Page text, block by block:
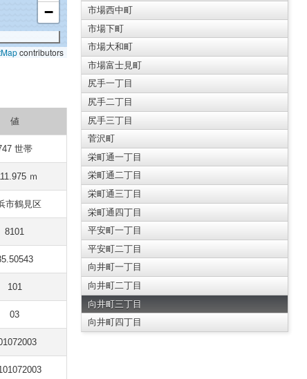
−
contributors
値
世帯
ｍ
市鶴見区
8101
101
03
市場西中町
市場下町
市場大和町
市場富士見町
尻手一丁目
尻手二丁目
尻手三丁目
菅沢町
栄町通一丁目
栄町通二丁目
栄町通三丁目
栄町通四丁目
平安町一丁目
平安町二丁目
向井町一丁目
向井町二丁目
向井町三丁目
向井町四丁目